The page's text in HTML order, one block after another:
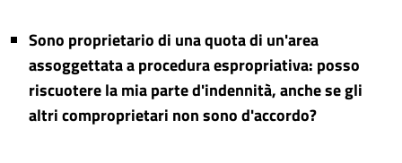
Sono proprietario di una quota di un'area
assoggettata a procedura espropriativa: posso
riscuotere la mia parte d'indennità, anche se gli
altri comproprietari non sono d'accordo?